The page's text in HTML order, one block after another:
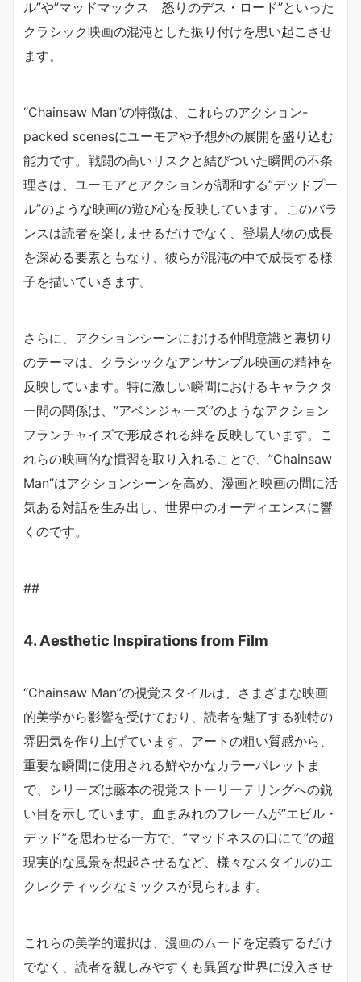
ル”や”マッドマックス 怒りのデス・ロード”といった
クラシック映画の混沌とした振り付けを思い起こさせ
ます。
“Chainsaw Man”の特徴は、これらのアクション-
packed scenesにユーモアや予想外の展開を盛り込む
能力です。戦闘の高いリスクと結びついた瞬間の不条
理さは、ユーモアとアクションが調和する”デッドプー
ル”のような映画の遊び心を反映しています。このバラ
ンスは読者を楽しませるだけでなく、登場人物の成長
を深める要素ともなり、彼らが混沌の中で成長する様
子を描いていきます。
さらに、アクションシーンにおける仲間意識と裏切り
のテーマは、クラシックなアンサンブル映画の精神を
反映しています。特に激しい瞬間におけるキャラクタ
ー間の関係は、”アベンジャーズ”のようなアクション
フランチャイズで形成される絆を反映しています。こ
れらの映画的な慣習を取り入れることで、”Chainsaw
Man”はアクションシーンを高め、漫画と映画の間に活
気ある対話を生み出し、世界中のオーディエンスに響
くのです。
##
4. Aesthetic Inspirations from Film
“Chainsaw Man”の視覚スタイルは、さまざまな映画
的美学から影響を受けており、読者を魅了する独特の
雰囲気を作り上げています。アートの粗い質感から、
重要な瞬間に使用される鮮やかなカラーパレットま
で、シリーズは藤本の視覚ストーリーテリングへの鋭
い目を示しています。血まみれのフレームが”エビル・
デッド”を思わせる一方で、”マッドネスの口にて”の超
現実的な風景を想起させるなど、様々なスタイルのエ
クレクティックなミックスが見られます。
これらの美学的選択は、漫画のムードを定義するだけ
でなく、読者を親しみやすくも異質な世界に没入させ